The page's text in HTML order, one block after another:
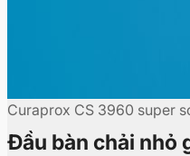
Curaprox CS 3960 super
Đầu bàn chải nhỏ